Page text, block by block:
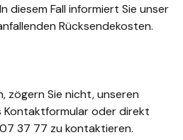
diesem Fall informiert Sie unser
Rücksendekosten.
zögern Sie nicht, unseren
Kontaktformular oder direkt
37 77 zu kontaktieren.